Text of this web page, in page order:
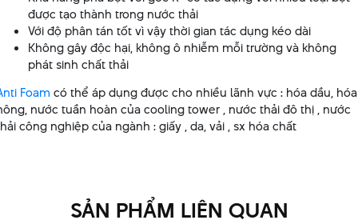
được tạo thành trong nước thải
Với độ phân tán tốt vì vậy thời gian tác dụng kéo dài
Không gây độc hại, không ô nhiễm mỗi trường và không
phát sinh chất thải
Foam có thể áp dụng được cho nhiều lãnh vực : hóa dầu, hóa
nước tuần hoàn của cooling tower , nước thải đô thị , nước
công nghiệp của ngành : giấy , da, vải , sx hóa chất
SẢN PHẨM LIÊN QUAN